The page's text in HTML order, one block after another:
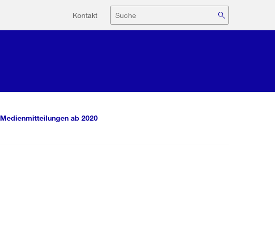
Hilfsnavigation
Kontakt Suche
Medienmitteilungen ab 2020